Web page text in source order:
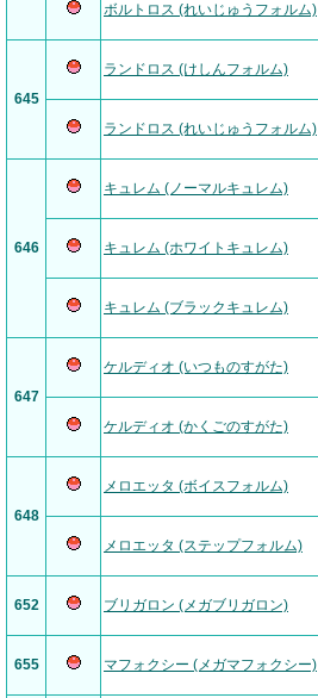
ボルトロス (れいじゅうフォルム)
645
ランドロス (けしんフォルム)
ランドロス (れいじゅうフォルム)
646
キュレム (ノーマルキュレム)
キュレム (ホワイトキュレム)
キュレム (ブラックキュレム)
647
ケルディオ (いつものすがた)
ケルディオ (かくごのすがた)
648
メロエッタ (ボイスフォルム)
メロエッタ (ステップフォルム)
652 ブリガロン (メガブリガロン)
655 マフォクシー (メガマフォクシー)